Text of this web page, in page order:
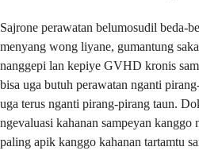
Sajrone perawatan belumosudil beda-
menyang wong liyane, gumantung
nanggepi lan kepiye GVHD kronis
bisa uga butuh perawatan nganti
uga terus nganti pirang-pirang taun.
ngevaluasi kahanan sampeyan kanggo
paling apik kanggo kahanan tartamtu